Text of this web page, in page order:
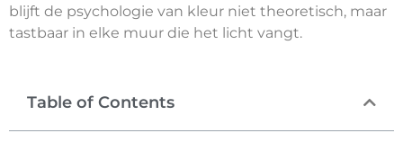
blijft de psychologie van kleur niet theoretisch, maar
tastbaar in elke muur die het licht vangt.
Table of Contents